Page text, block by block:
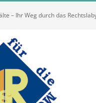
– Ihr Weg durch das